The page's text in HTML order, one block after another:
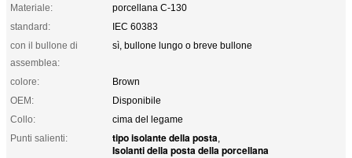
Materiale:
porcellana C-130
standard:
IEC 60383
con il bullone di
assemblea:
sì, bullone lungo o breve bullone
colore:
Brown
OEM:
Disponibile
Collo:
cima del legame
Punti salienti:
tipo isolante della posta,
Isolanti della posta della porcellana